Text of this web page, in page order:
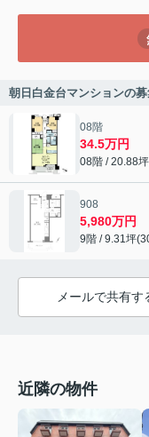
朝日白金台マンションの
08階
34.5万円
08階 / 20.88
908
5,980万円
9階 / 9.31坪
メールで共有す
近隣の物件